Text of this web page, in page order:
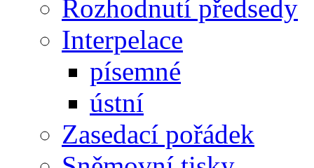
Rozhodnutí předsedy
Interpelace
písemné
ústní
Zasedací pořádek